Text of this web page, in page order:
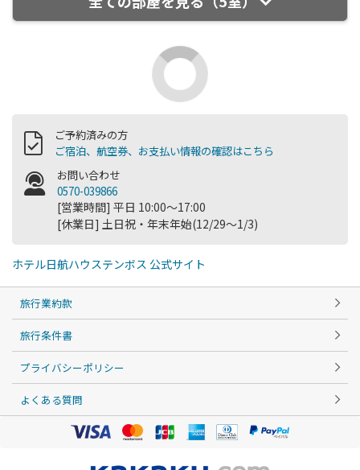
ご予約済みの方
ご宿泊、航空券、お支払い情報の確認はこちら
お問い合わせ
0570-039866
[営業時間] 平日 10:00～17:00
[休業日] 土日祝・年末年始(12/29～1/3)
ホテル日航ハウステンボス 公式サイト
旅行業約款
旅行条件書
プライバシーポリシー
よくある質問